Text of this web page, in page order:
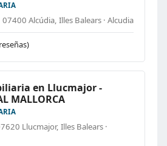
Alcúdia, Illes Balears · Alcudia
en Llucmajor -
MALLORCA
Llucmajor, Illes Balears ·